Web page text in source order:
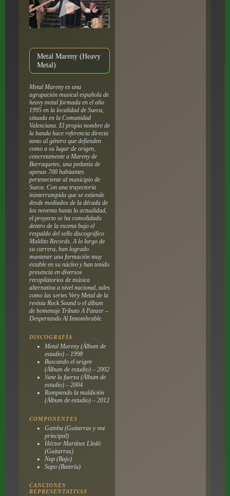
Metal Mareny (Heavy
Metal)
Metal Mareny es una
agrupación musical española de
heavy metal formada en el año
1995 en la localidad de Sueca,
situada en la Comunidad
Valenciana. El propio nombre de
la banda hace referencia directa
tanto al género que defienden
como a su lugar de origen,
concretamente a Mareny de
Barraquetes, una pedanía de
apenas 700 habitantes
perteneciente al municipio de
Sueca. Con una trayectoria
ininterrumpida que se extiende
desde mediados de la década de
los noventa hasta la actualidad,
el proyecto se ha consolidado
dentro de la escena bajo el
respaldo del sello discográfico
Maldito Records. A lo largo de
su carrera, han logrado
mantener una formación muy
estable en su núcleo y han tenido
presencia en diversos
recopilatorios de música
alternativa a nivel nacional, tales
como las series Very Metalde la
revista Rock Sound o el álbum
de homenaje Tributo A Panzer –
Despertando Al Innombrable.
DISCOGRAFÍA
Metal Mareny(Álbum de
estudio) – 1998
Buscando el origen
(Álbum de estudio) – 2002
Siete la fuerza(Álbum de
estudio) – 2004
Rompiendo la maldición
(Álbum de estudio) – 2012
COMPONENTES
Gamba (Guitarras y voz
principal)
Héctor Martínez Lledó
(Guitarras)
Nap (Bajo)
Sapo (Batería)
CANCIONES
REPRESENTATIVAS